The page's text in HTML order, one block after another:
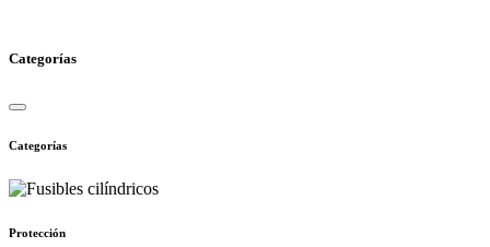
Categorías
Categorías
Protección